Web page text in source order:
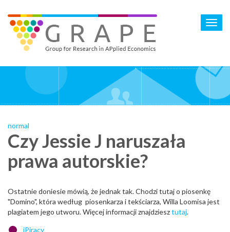
main
content
normal
Czy Jessie J naruszała
prawa autorskie?
Ostatnie doniesie mówią, że jednak tak. Chodzi tutaj o piosenkę
"Domino", która według piosenkarza i tekściarza, Willa Loomisa jest
plagiatem jego utworu. Więcej informacji znajdziesztutaj.
iPiracy